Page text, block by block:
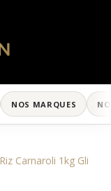
NOS MARQUES
Riz Carnaroli 1kg Gli